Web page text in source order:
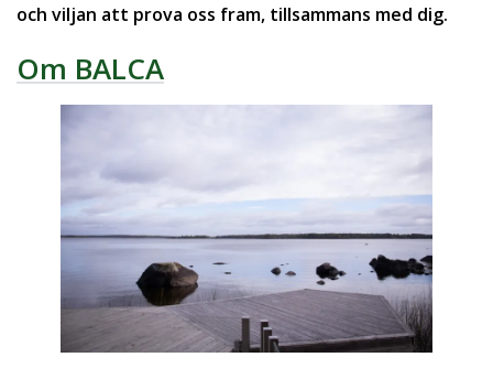
och viljan att prova oss fram, tillsammans med dig.
Om BALCA